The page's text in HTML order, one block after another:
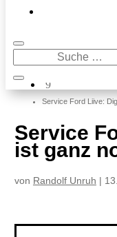
9
Ford
9
Service Ford Liive:
Service
ist ganz
von Randolf Unruh |